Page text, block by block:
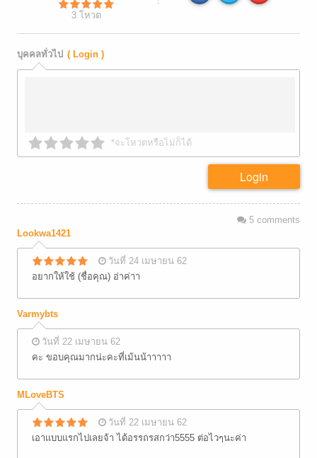
3โหวต
บุคคลทั่วไป ( Login )
*จะโหวตหรือไม่ก็ได้
Login
5comments
Lookwa1421
วันที่ 24 เมษายน 62
อยากให้ใช้ (ชื่อคุณ) อ่าค่าา
Varmybts
วันที่ 22 เมษายน 62
คะ ขอบคุณมากน่ะคะที่เม้นน้าาาาา
MLoveBTS
วันที่ 22 เมษายน 62
เอาแบบแรกไปเลยจ้า ได้อรรถรสกว่า5555 ต่อไวๆนะค่า